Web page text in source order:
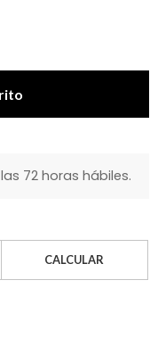
72 horas hábiles.
CALCULAR